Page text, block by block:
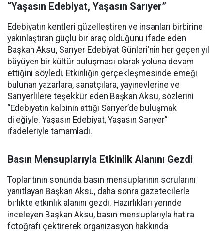
“Yaşasın Edebiyat, Yaşasın Sarıyer”
Edebiyatın kentleri güzelleştiren ve insanları birbirine
yakınlaştıran güçlü bir araç olduğunu ifade eden
Başkan Aksu, Sarıyer Edebiyat Günleri’nin her geçen yıl
büyüyen bir kültür buluşması olarak yoluna devam
ettiğini söyledi. Etkinliğin gerçekleşmesinde emeği
bulunan yazarlara, sanatçılara, yayınevlerine ve
Sarıyerlilere teşekkür eden Başkan Aksu, sözlerini
“Edebiyatın kalbinin attığı Sarıyer’de buluşmak
dileğiyle. Yaşasın Edebiyat, Yaşasın Sarıyer”
ifadeleriyle tamamladı.
Basın Mensuplarıyla Etkinlik Alanını Gezdi
Toplantının sonunda basın mensuplarının sorularını
yanıtlayan Başkan Aksu, daha sonra gazetecilerle
birlikte etkinlik alanını gezdi. Hazırlıkları yerinde
inceleyen Başkan Aksu, basın mensuplarıyla hatıra
fotoğrafı çektirerek organizasyon hakkında